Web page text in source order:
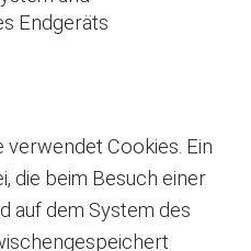
Endgeräts
Cookies. Ein
die beim Besuch einer
auf dem System des